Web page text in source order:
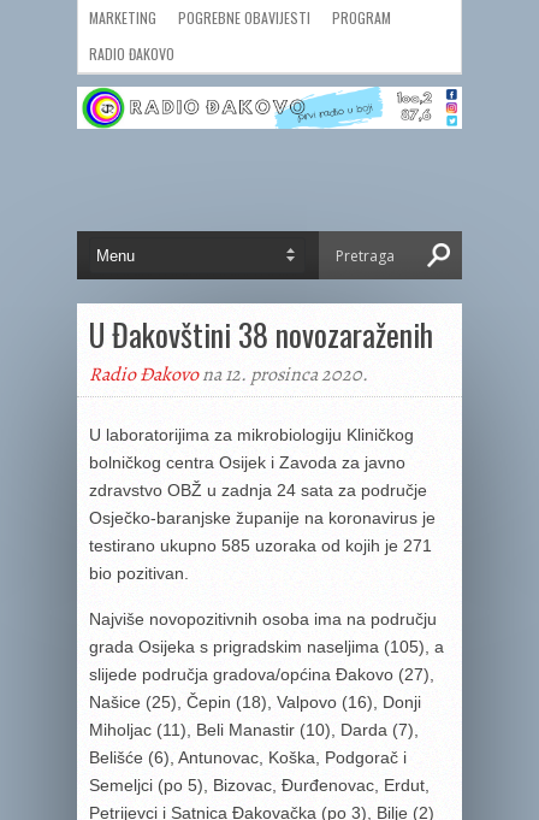
MARKETING POGREBNE OBAVIJESTI
PROGRAM
RADIO ĐAKOVO
U Đakovštini 38 novozaraženih
Radio Đakovona 12. prosinca 2020.
U laboratorijima za mikrobiologiju Kliničkog
bolničkog centra Osijek i Zavoda za javno
zdravstvo OBŽ u zadnja 24 sata za područje
Osječko-baranjske županije na koronavirus je
testirano ukupno 585 uzoraka od kojih je 271
bio pozitivan.
Najviše novopozitivnih osoba ima na području
grada Osijeka s prigradskim naseljima (105), a
slijede područja gradova/općina Đakovo (27),
Našice (25), Čepin (18), Valpovo (16), Donji
Miholjac (11), Beli Manastir (10), Darda (7),
Belišće (6), Antunovac, Koška, Podgorač i
Semeljci (po 5), Bizovac, Đurđenovac, Erdut,
Petrijevci i Satnica Đakovačka (po 3), Bilje (2)